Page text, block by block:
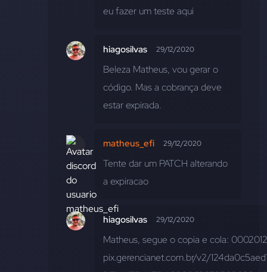
eu fazer um teste aqui
hiagosilvas 29/12/2020
Beleza Matheus, vou gerar o
código. Mas a cobrança deve
estar expirada.
matheus_efi 29/12/2020
Tente dar um PATCH alterando
a expiracao
hiagosilvas 29/12/2020
Matheus, segue o copia e cola:
pix.gerencianet.com.br/v2/